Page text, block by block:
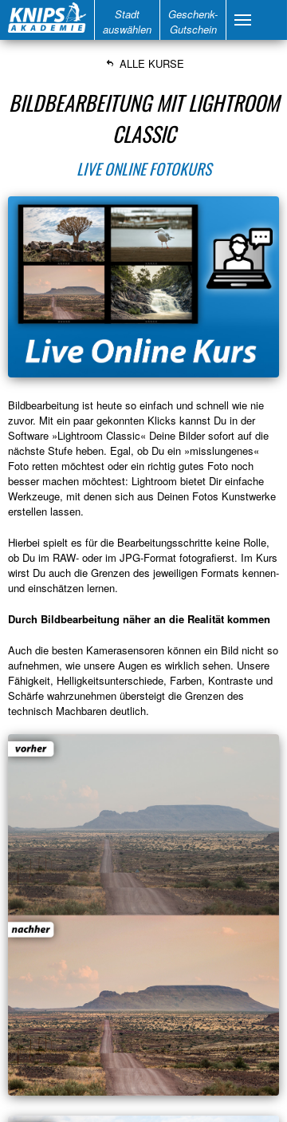
Stadt
auswählen
Geschenk-
Gutschein
ALLE KURSE
BILDBEARBEITUNG MIT LIGHTROOM
CLASSIC
LIVE ONLINE FOTOKURS
Bildbearbeitung ist heute so einfach und schnell wie nie
zuvor. Mit ein paar gekonnten Klicks kannst Du in der
Software »Lightroom Classic« Deine Bilder sofort auf die
nächste Stufe heben. Egal, ob Du ein »misslungenes«
Foto retten möchtest oder ein richtig gutes Foto noch
besser machen möchtest: Lightroom bietet Dir einfache
Werkzeuge, mit denen sich aus Deinen Fotos Kunstwerke
erstellen lassen.
Hierbei spielt es für die Bearbeitungsschritte keine Rolle,
ob Du im RAW- oder im JPG-Format fotografierst. Im Kurs
wirst Du auch die Grenzen des jeweiligen Formats kennen-
und einschätzen lernen.
Durch Bildbearbeitung näher an die Realität kommen
Auch die besten Kamerasensoren können ein Bild nicht so
aufnehmen, wie unsere Augen es wirklich sehen. Unsere
Fähigkeit, Helligkeitsunterschiede, Farben, Kontraste und
Schärfe wahrzunehmen übersteigt die Grenzen des
technisch Machbaren deutlich.